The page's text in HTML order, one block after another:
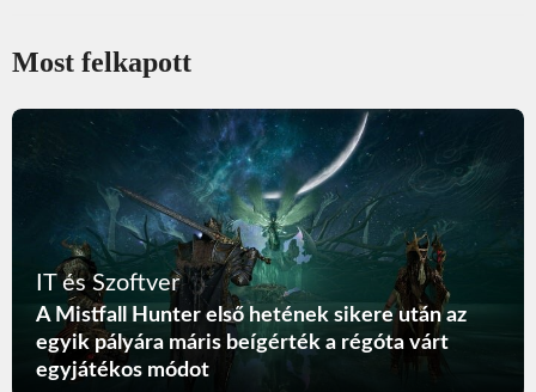
Most felkapott
IT és Szoftver
A Mistfall Hunter első hetének sikere után az
egyik pályára máris beígérték a régóta várt
egyjátékos módot